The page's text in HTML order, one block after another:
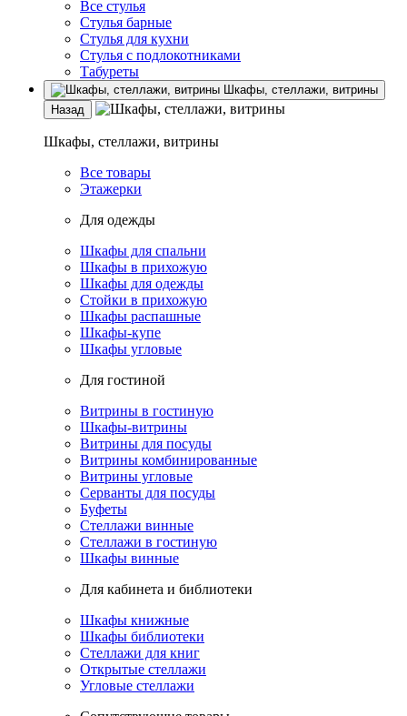
Все стулья
Стулья барные
Стулья для кухни
Стулья с подлокотниками
Табуреты
Шкафы, стеллажи, витрины
Назад
Шкафы, стеллажи, витрины
Все товары
Этажерки
Для одежды
Шкафы для спальни
Шкафы в прихожую
Шкафы для одежды
Стойки в прихожую
Шкафы распашные
Шкафы-купе
Шкафы угловые
Для гостиной
Витрины в гостиную
Шкафы-витрины
Витрины для посуды
Витрины комбинированные
Витрины угловые
Серванты для посуды
Буфеты
Стеллажи винные
Стеллажи в гостиную
Шкафы винные
Для кабинета и библиотеки
Шкафы книжные
Шкафы библиотеки
Стеллажи для книг
Открытые стеллажи
Угловые стеллажи